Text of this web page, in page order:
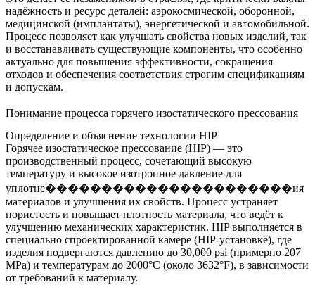
надёжность и ресурс деталей: аэрокосмической, оборонной,
медицинской (имплантаты), энергетической и автомобильной.
Процесс позволяет как улучшать свойства новых изделий, так
и восстанавливать существующие компоненты, что особенно
актуально для повышения эффективности, сокращения
отходов и обеспечения соответствия строгим спецификациям
и допускам.
Понимание процесса горячего изостатического прессования
Определение и объяснение технологии HIP
Горячее изостатическое прессование (HIP) — это
производственный процесс, сочетающий высокую
температуру и высокое изотропное давление для
уплотне����������������������ия
материалов и улучшения их свойств. Процесс устраняет
пористость и повышает плотность материала, что ведёт к
улучшению механических характеристик. HIP выполняется в
специально спроектированной камере (HIP-установке), где
изделия подвергаются давлению до 30,000 psi (примерно 207
MPa) и температурам до 2000°C (около 3632°F), в зависимости
от требований к материалу.